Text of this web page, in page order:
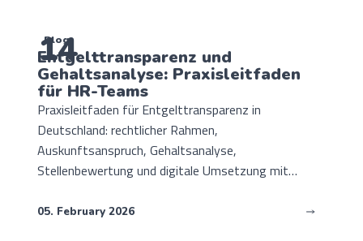
14
Blog
Entgelttransparenz und
Gehaltsanalyse: Praxisleitfaden
für HR-Teams
Praxisleitfaden für Entgelttransparenz in
Deutschland: rechtlicher Rahmen,
Auskunftsanspruch, Gehaltsanalyse,
Stellenbewertung und digitale Umsetzung mit
05. February 2026